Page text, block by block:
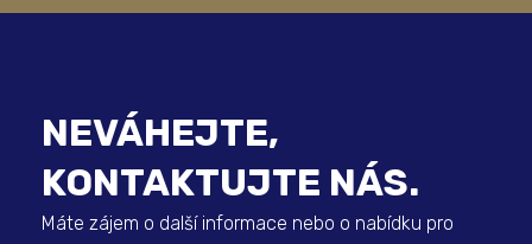
NEVÁHEJTE,
KONTAKTUJTE NÁS.
Máte zájem o další informace nebo o nabídku pro